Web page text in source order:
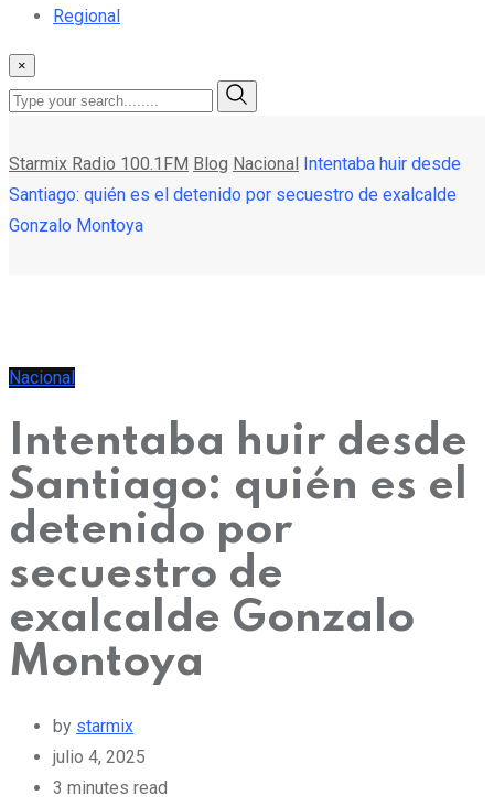
Regional
×
Starmix Radio 100.1FM Blog Nacional Intentaba huir desde
Santiago: quién es el detenido por secuestro de exalcalde
Gonzalo Montoya
Nacional
Intentaba huir desde
Santiago: quién es el
detenido por
secuestro de
exalcalde Gonzalo
Montoya
by starmix
julio 4, 2025
3 minutes read